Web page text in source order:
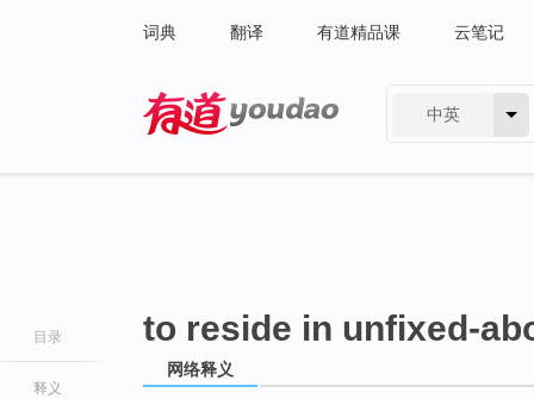
词典 翻译 有道精品课 云笔记
中英
目录
释义
to reside in unfixed-
网络释义